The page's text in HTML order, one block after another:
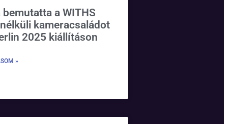
bemutatta a WITHS
kameracsaládot
2025 kiállításon
»